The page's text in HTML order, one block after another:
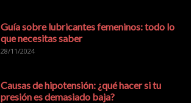
Guía sobre lubricantes femeninos: todo lo
que necesitas saber
28/11/2024
Causas de hipotensión: ¿qué hacer si tu
presión es demasiado baja?